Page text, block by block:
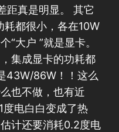
真是明显。 其它
耗都很小，各在10W
“大户 ”就是显卡。
集成显卡的功耗都
43W/86W！！这么
也不做，也有近
度电白白变成了热
计还要消耗0.2度电